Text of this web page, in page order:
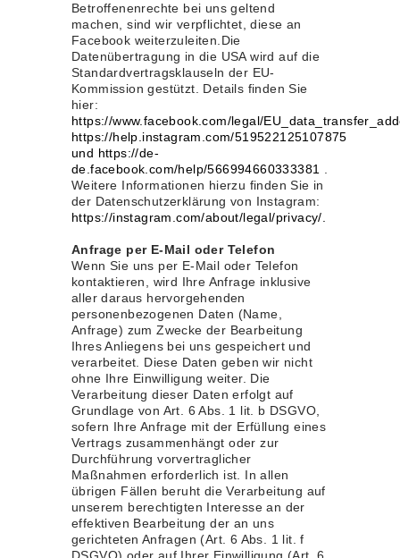
Betroffenenrechte bei uns geltend
machen, sind wir verpflichtet, diese an
Facebook weiterzuleiten.Die
Datenübertragung in die USA wird auf die
Standardvertragsklauseln der EU-
Kommission gestützt. Details finden Sie
hier:
https://www.facebook.com/legal/
https://help.instagram.com/519522125107875
und https://de-
de.facebook.com/help/566994660333381
Weitere Informationen hierzu finden Sie in
der Datenschutzerklärung von Instagram:
https://instagram.com/about/legal/privacy/.
Anfrage per E-Mail oder Telefon
Wenn Sie uns per E-Mail oder Telefon
kontaktieren, wird Ihre Anfrage inklusive
aller daraus hervorgehenden
personenbezogenen Daten (Name,
Anfrage) zum Zwecke der Bearbeitung
Ihres Anliegens bei uns gespeichert und
verarbeitet. Diese Daten geben wir nicht
ohne Ihre Einwilligung weiter. Die
Verarbeitung dieser Daten erfolgt auf
Grundlage von Art. 6 Abs. 1 lit. b DSGVO,
sofern Ihre Anfrage mit der Erfüllung eines
Vertrags zusammenhängt oder zur
Durchführung vorvertraglicher
Maßnahmen erforderlich ist. In allen
übrigen Fällen beruht die Verarbeitung auf
unserem berechtigten Interesse an der
effektiven Bearbeitung der an uns
gerichteten Anfragen (Art. 6 Abs. 1 lit. f